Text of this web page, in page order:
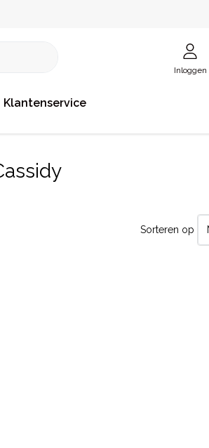
Inloggen
Klantenservice
Sorteren op